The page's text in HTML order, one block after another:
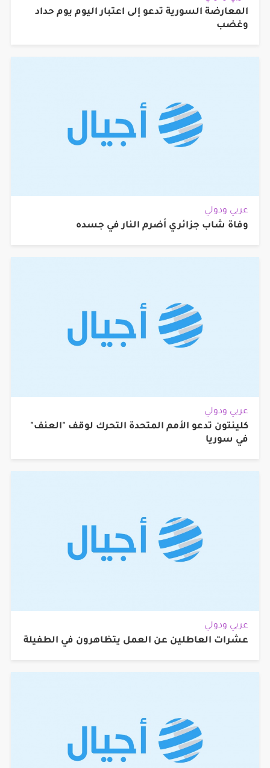
المعارضة السورية تدعو إلى اعتبار اليوم يوم حداد
وغضب
عربي ودولي
وفاة شاب جزائري أضرم النار في جسده
عربي ودولي
كلينتون تدعو الأمم المتحدة التحرك لوقف "العنف"
في سوريا
عربي ودولي
عشرات العاطلين عن العمل يتظاهرون في الطفيلة